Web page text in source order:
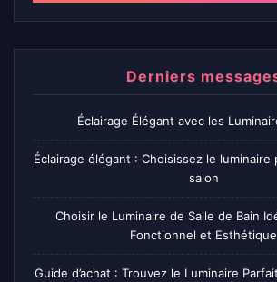
Derniers
Éclairage Élégant avec les
Éclairage élégant : Choisissez le
salon
Choisir le Luminaire de Salle de Bain
Fonctionnel et Esthétique
Guide d’achat : Trouvez le Luminaire